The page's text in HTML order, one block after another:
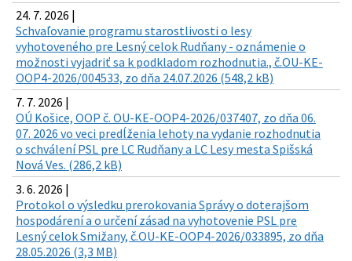
24. 7. 2026 |
Schvaľovanie programu starostlivosti o lesy
vyhotoveného pre Lesný celok Rudňany - oznámenie o
možnosti vyjadriť sa k podkladom rozhodnutia., č.OU-KE-
OOP4-2026/004533, zo dňa 24.07.2026 (548,2 kB)
7. 7. 2026 |
OÚ Košice, OOP č. OU-KE-OOP4-2026/037407, zo dňa 06.
07. 2026 vo veci predĺženia lehoty na vydanie rozhodnutia
o schválení PSL pre LC Rudňany a LC Lesy mesta Spišská
Nová Ves. (286,2 kB)
3. 6. 2026 |
Protokol o výsledku prerokovania Správy o doterajšom
hospodárení a o určení zásad na vyhotovenie PSL pre
Lesný celok Smižany, č.OU-KE-OOP4-2026/033895, zo dňa
28.05.2026 (3,3 MB)